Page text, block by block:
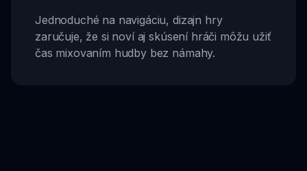
Jednoduché na navigáciu, dizajn hry
zaručuje, že si noví aj skúsení hráči môžu užiť
čas mixovaním hudby bez námahy.